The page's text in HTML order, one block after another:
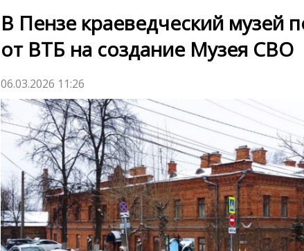
В Пензе краеведческий музей
от ВТБ на создание Музея СВО
06.03.2026 11:26